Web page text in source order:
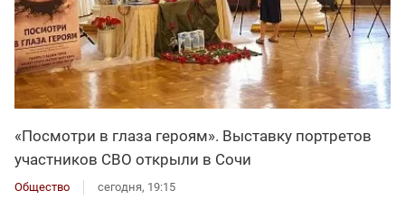
«Посмотри в глаза героям». Выставку портретов
участников СВО открыли в Сочи
Общество сегодня, 19:15